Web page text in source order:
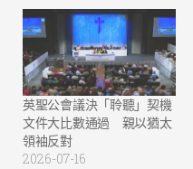
英聖公會議決「聆聽」契機
文件大比數通過 親以猶太
領袖反對
2026-07-16